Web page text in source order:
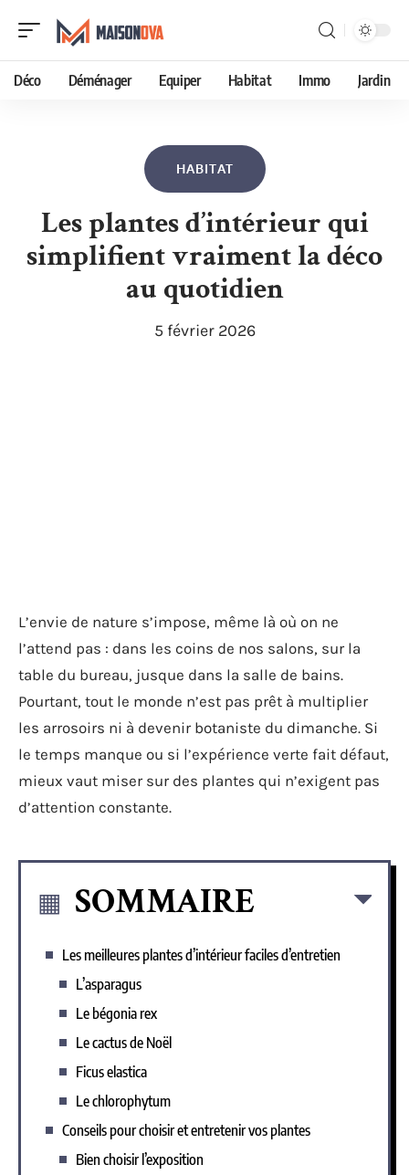
Déco Déménager Equiper Habitat Immo Jardin
HABITAT
Les plantes d’intérieur qui
simplifient vraiment la déco
au quotidien
5 février 2026
L’envie de nature s’impose, même là où on ne
l’attend pas : dans les coins de nos salons, sur la
table du bureau, jusque dans la salle de bains.
Pourtant, tout le monde n’est pas prêt à multiplier
les arrosoirs ni à devenir botaniste du dimanche. Si
le temps manque ou si l’expérience verte fait défaut,
mieux vaut miser sur des plantes qui n’exigent pas
d’attention constante.
SOMMAIRE
Les meilleures plantes d’intérieur faciles d’entretien
L’asparagus
Le bégonia rex
Le cactus de Noël
Ficus elastica
Le chlorophytum
Conseils pour choisir et entretenir vos plantes
Bien choisir l’exposition